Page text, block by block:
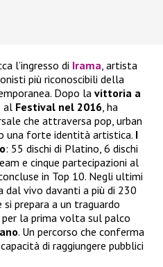
l’ingresso di Irama , artista
più riconoscibili della
Dopo la vittoria a
al Festival nel 2016 , ha
che attraversa pop, urban
una forte identità artistica. I
: 55 dischi di Platino, 6 dischi
e cinque partecipazioni al
in Top 10. Negli ultimi
dal vivo davanti a più di 230
prepara a un traguardo
per la prima volta sul palco
. Un percorso che conferma
di raggiungere pubblici